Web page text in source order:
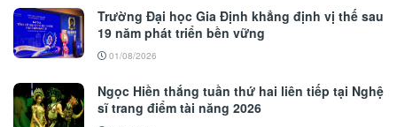
Trường Đại học Gia Định khẳng định vị thế sau
19 năm phát triển bền vững
01/08/2026
Ngọc Hiền thắng tuần thứ hai liên tiếp tại Nghệ
sĩ trang điểm tài năng 2026